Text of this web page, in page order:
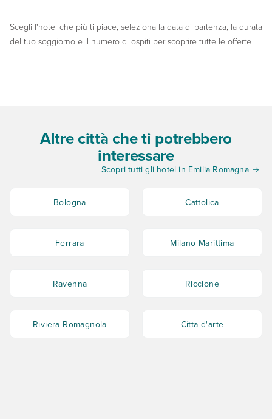
Scegli l'hotel che più ti piace, seleziona la data di partenza, la durata
del tuo soggiorno e il numero di ospiti per scoprire tutte le offerte
Altre città che ti potrebbero
interessare
Scopri tutti gli hotel in Emilia Romagna
Bologna Cattolica
Ferrara Milano Marittima
Ravenna Riccione
Riviera Romagnola Citta d'arte